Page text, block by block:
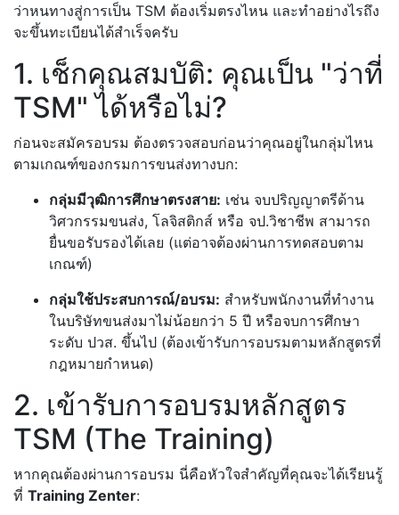
ว่าหนทางสู่การเป็น TSM ต้องเริ่มตรงไหน และทำอย่างไรถึง
จะขึ้นทะเบียนได้สำเร็จครับ
1. เช็กคุณสมบัติ: คุณเป็น "ว่าที่
TSM" ได้หรือไม่?
ก่อนจะสมัครอบรม ต้องตรวจสอบก่อนว่าคุณอยู่ในกลุ่มไหน
ตามเกณฑ์ของกรมการขนส่งทางบก:
กลุ่มมีวุฒิการศึกษาตรงสาย: เช่น จบปริญญาตรีด้าน
วิศวกรรมขนส่ง, โลจิสติกส์ หรือ จป.วิชาชีพ สามารถ
ยื่นขอรับรองได้เลย (แต่อาจต้องผ่านการทดสอบตาม
เกณฑ์)
กลุ่มใช้ประสบการณ์/อบรม: สำหรับพนักงานที่ทำงาน
ในบริษัทขนส่งมาไม่น้อยกว่า 5 ปี หรือจบการศึกษา
ระดับ ปวส. ขึ้นไป (ต้องเข้ารับการอบรมตามหลักสูตรที่
กฎหมายกำหนด)
2. เข้ารับการอบรมหลักสูตร
TSM (The Training)
หากคุณต้องผ่านการอบรม นี่คือหัวใจสำคัญที่คุณจะได้เรียนรู้
ที่ Training Zenter: